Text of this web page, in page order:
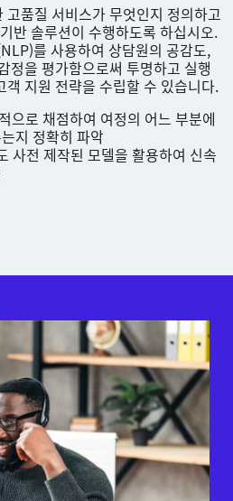
품질 서비스가 무엇인지 정의하고
반 솔루션이 수행하도록 하십시오.
를 사용하여 상담원의 공감도,
정을 평가함으로써 투명하고 실행
객 지원 전략을 수립할 수 있습니다.
으로 채점하여 여정의 어느 부분에
지 정확히 파악
사전 제작된 모델을 활용하여 신속